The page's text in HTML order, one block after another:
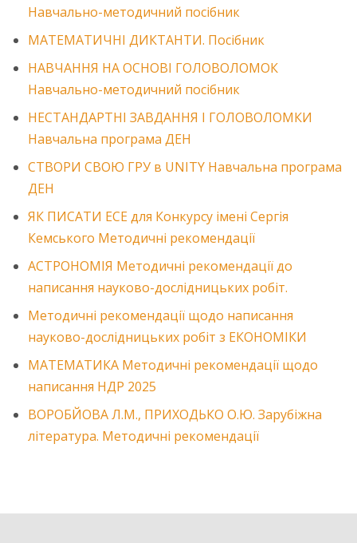
Навчально-методичний посібник
МАТЕМАТИЧНІ ДИКТАНТИ. Посібник
НАВЧАННЯ НА ОСНОВІ ГОЛОВОЛОМОК
Навчально-методичний посібник
НЕСТАНДАРТНІ ЗАВДАННЯ І ГОЛОВОЛОМКИ
Навчальна програма ДЕН
СТВОРИ СВОЮ ГРУ в UNITY Навчальна програма
ДЕН
ЯК ПИСАТИ ЕСЕ для Конкурсу імені Сергія
Кемського Методичні рекомендації
АСТРОНОМІЯ Методичні рекомендації до
написання науково-дослідницьких робіт.
Методичні рекомендації щодо написання
науково-дослідницьких робіт з ЕКОНОМІКИ
МАТЕМАТИКА Методичні рекомендації щодо
написання НДР 2025
ВОРОБЙОВА Л.М., ПРИХОДЬКО О.Ю. Зарубіжна
література. Методичні рекомендації